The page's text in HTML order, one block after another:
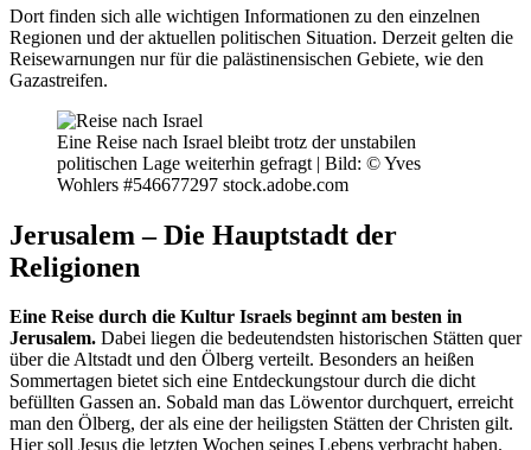
Dort finden sich alle wichtigen Informationen zu den einzelnen
Regionen und der aktuellen politischen Situation. Derzeit gelten die
Reisewarnungen nur für die palästinensischen Gebiete, wie den
Gazastreifen.
Eine Reise nach Israel bleibt trotz der unstabilen
politischen Lage weiterhin gefragt | Bild: © Yves
Wohlers #546677297 stock.adobe.com
Jerusalem – Die Hauptstadt der
Religionen
Eine Reise durch die Kultur Israels beginnt am besten in
Jerusalem. Dabei liegen die bedeutendsten historischen Stätten quer
über die Altstadt und den Ölberg verteilt. Besonders an heißen
Sommertagen bietet sich eine Entdeckungstour durch die dicht
befüllten Gassen an. Sobald man das Löwentor durchquert, erreicht
man den Ölberg, der als eine der heiligsten Stätten der Christen gilt.
Hier soll Jesus die letzten Wochen seines Lebens verbracht haben.